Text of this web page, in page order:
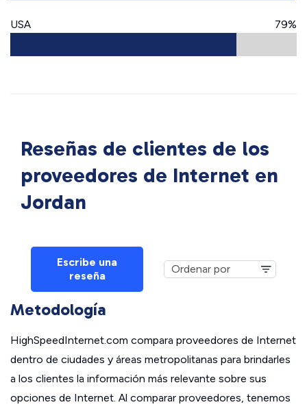
USA 79%
Reseñas de clientes de los
proveedores de Internet en
Jordan
Escribe una
reseña
Metodología
HighSpeedInternet.com compara proveedores de Internet
dentro de ciudades y áreas metropolitanas para brindarles
a los clientes la información más relevante sobre sus
opciones de Internet. Al comparar proveedores, tenemos